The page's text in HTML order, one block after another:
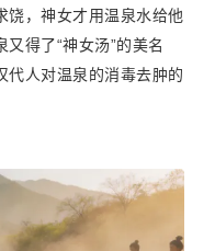
饶，神女才用温泉水给他
得了“神女汤”的美名
代人对温泉的消毒去肿的